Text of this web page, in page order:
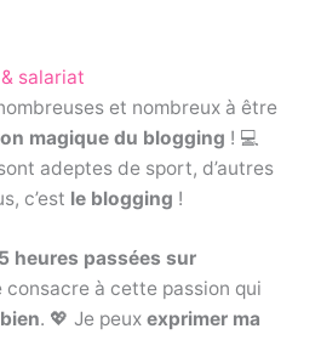
salariat
et nombreux à être
magique du blogging ! 💻
adeptes de sport, d’autres
c’est le blogging !
heures passées sur
consacre à cette passion qui
. 💖 Je peux exprimer ma